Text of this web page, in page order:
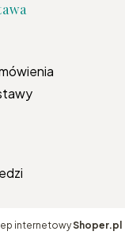
internetowyShoper.pl